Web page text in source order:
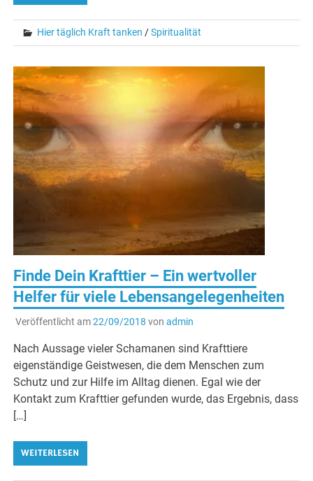
Hier täglich Kraft tanken /Spiritualität
Finde Dein Krafttier – Ein wertvoller
Helfer für viele Lebensangelegenheiten
Veröffentlicht am22/09/2018 von admin
Nach Aussage vieler Schamanen sind Krafttiere
eigenständige Geistwesen, die dem Menschen zum
Schutz und zur Hilfe im Alltag dienen. Egal wie der
Kontakt zum Krafttier gefunden wurde, das Ergebnis, dass
[…]
WEITERLESEN